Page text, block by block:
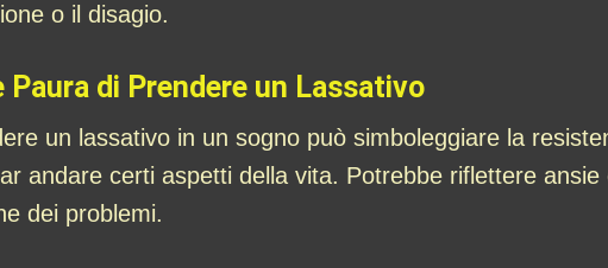
o il disagio.
Paura di Prendere un Lassativo
un lassativo in un sogno può simboleggiare la
andare certi aspetti della vita. Potrebbe riflettere
dei problemi.